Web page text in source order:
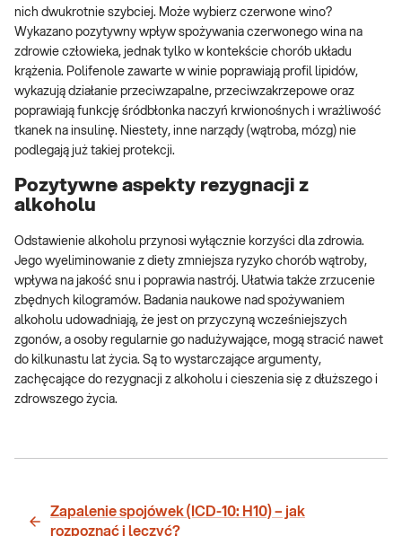
nich dwukrotnie szybciej. Może wybierz czerwone wino?
Wykazano pozytywny wpływ spożywania czerwonego wina na
zdrowie człowieka, jednak tylko w kontekście chorób układu
krążenia. Polifenole zawarte w winie poprawiają profil lipidów,
wykazują działanie przeciwzapalne, przeciwzakrzepowe oraz
poprawiają funkcję śródbłonka naczyń krwionośnych i wrażliwość
tkanek na insulinę. Niestety, inne narządy (wątroba, mózg) nie
podlegają już takiej protekcji.
Pozytywne aspekty rezygnacji z
alkoholu
Odstawienie alkoholu przynosi wyłącznie korzyści dla zdrowia.
Jego wyeliminowanie z diety zmniejsza ryzyko chorób wątroby,
wpływa na jakość snu i poprawia nastrój. Ułatwia także zrzucenie
zbędnych kilogramów. Badania naukowe nad spożywaniem
alkoholu udowadniają, że jest on przyczyną wcześniejszych
zgonów, a osoby regularnie go nadużywające, mogą stracić nawet
do kilkunastu lat życia. Są to wystarczające argumenty,
zachęcające do rezygnacji z alkoholu i cieszenia się z dłuższego i
zdrowszego życia.
Zapalenie spojówek (ICD-10: H10) – jak
rozpoznać i leczyć?